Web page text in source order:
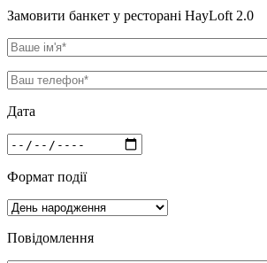
Замовити банкет у ресторані HayLoft 2.0
Дата
Формат події
Повідомлення